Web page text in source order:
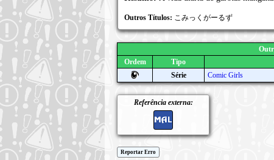
Outros Títulos: こみっくがーるず
Ordem
Tipo
Série
Comic Girls
Referência externa:
Reportar Erro